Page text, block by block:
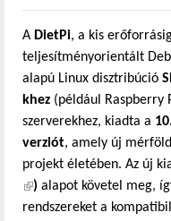
A DietPi, a kis
teljesítményorientált
alapú Linux disztribúció
khez (például Raspberry
szerverekhez, kiadta a
verziót, amely új
projekt életében. Az új
(külső hivatkozás)
) alapot követel meg,
rendszereket a